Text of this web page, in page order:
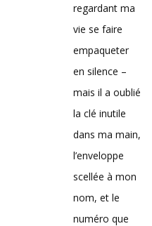
regardant ma
vie se faire
empaqueter
en silence –
mais il a oublié
la clé inutile
dans ma main,
l’enveloppe
scellée à mon
nom, et le
numéro que